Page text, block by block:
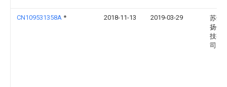
CN109531358A * 2018-11-13 2019-03-29
苏州
扬传
技有
司